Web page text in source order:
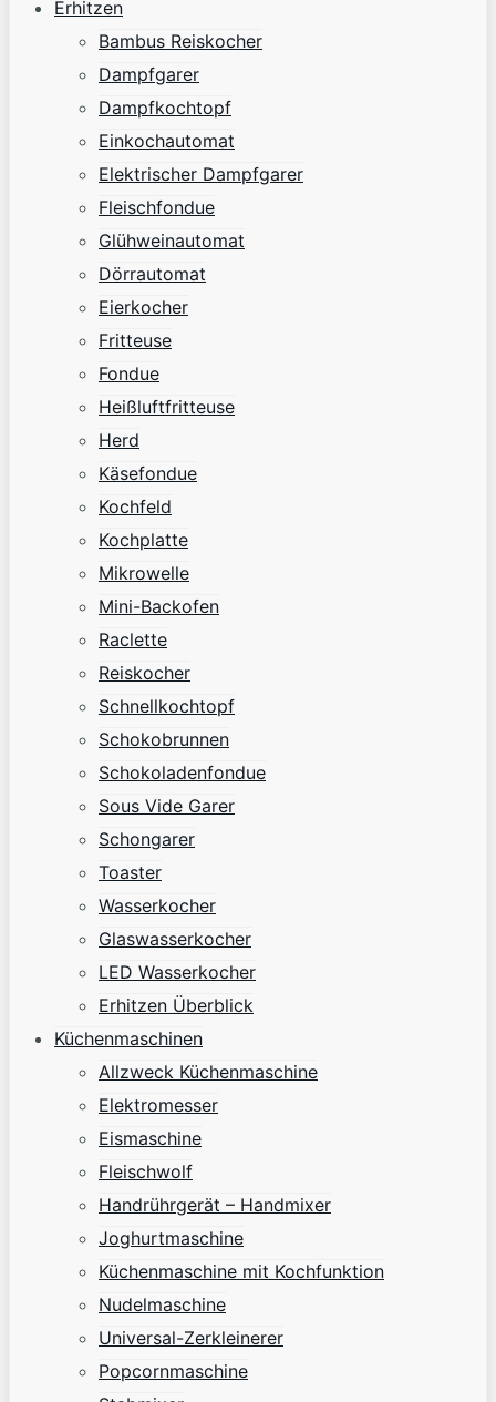
Erhitzen
Bambus Reiskocher
Dampfgarer
Dampfkochtopf
Einkochautomat
Elektrischer Dampfgarer
Fleischfondue
Glühweinautomat
Dörrautomat
Eierkocher
Fritteuse
Fondue
Heißluftfritteuse
Herd
Käsefondue
Kochfeld
Kochplatte
Mikrowelle
Mini-Backofen
Raclette
Reiskocher
Schnellkochtopf
Schokobrunnen
Schokoladenfondue
Sous Vide Garer
Schongarer
Toaster
Wasserkocher
Glaswasserkocher
LED Wasserkocher
Erhitzen Überblick
Küchenmaschinen
Allzweck Küchenmaschine
Elektromesser
Eismaschine
Fleischwolf
Handrührgerät – Handmixer
Joghurtmaschine
Küchenmaschine mit Kochfunktion
Nudelmaschine
Universal-Zerkleinerer
Popcornmaschine